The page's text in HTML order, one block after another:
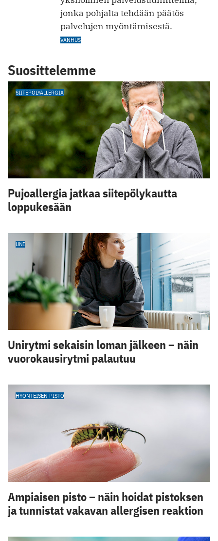
jonka pohjalta tehdään päätös
palvelujen myöntämisestä.
VANHUS
Suosittelemme
SIITEPÖLYALLERGIA
Pujoallergia jatkaa siitepölykautta
loppukesään
UNI
Unirytmi sekaisin loman jälkeen – näin
vuorokausirytmi palautuu
HYÖNTEISEN PISTO
Ampiaisen pisto – näin hoidat pistoksen
ja tunnistat vakavan allergisen reaktion